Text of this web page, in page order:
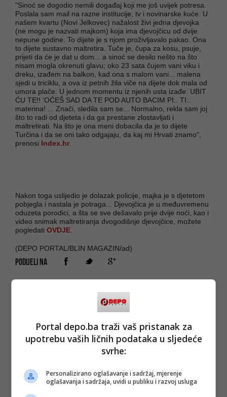
"Sinoć se dogodio nemili događaj koji me još uvijek potresa.
Poslala sam mail na razne institucije, tv i novinarske kuće. U
našem kvartu (Novi Jelkovec) nažalost živi jedna djevojka
(ne mogu je nazvati majkom) koja ima djevojčicu od dvije
nepune godine. To dijete je s njom proživljavalo pakao. Ona
to dijete sustavno maltretira. Tuče je, čupa za kosu, psuje,
prijeti da će je dat u dom... a sinoć se desilo nešto na što
nisam mogla okrenuti glavu; oko 23 sata čujem vani viku i
dreku, izađem na balkon, kad ona s malom vani... malena
sjedi u triciklu, a ova iz petnih žila viče na dijete dok mala od
umora plače. U jednom momentu iz njenih usta izađe: UBIT
ĆU TE!! 'OĆEŠ SAD DA TE POD AUTO BACIM PI.. TI..
materina! ... Znači, sledila sam se... Normalno, rekla sam joj
što to radi od djeteta i da ga prestane zlostavljati i
maltretirati. Na što je ona meni dobacila da je to dijete
Turčina i da se oni tako odgajaju, da kaj mi Hrvati znamo",
prenosi Index.hr
Nakon toga uslijedio je dolazak policije, majka je s djetetom
pobjegla i nastala je potraga... Djevojčica je u međuvremenu
oduzeta porodici, a šta se sve dešavalo prije dvije noći, kao i
video snimak maltretiranja dvogodišnje djevojčice, možete
pogledati OVDJE
(DEPO PORTAL/BLIN MAGAZIN/ad)
PODIJELI NA
#zagreb
Portal depo.ba traži vaš pristanak za
upotrebu vaših ličnih podataka u sljedeće
svrhe:
Personalizirano oglašavanje i sadržaj, mjerenje
oglašavanja i sadržaja, uvidi u publiku i razvoj usluga